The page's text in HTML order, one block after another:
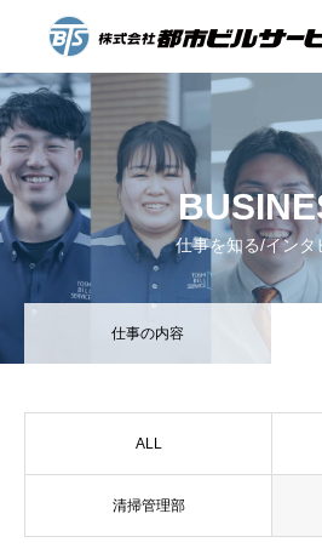
HOME
COMPANY
会社沿革
会社概要
仕事を知る/インタ
仕事の内容
ALL
清掃管理部